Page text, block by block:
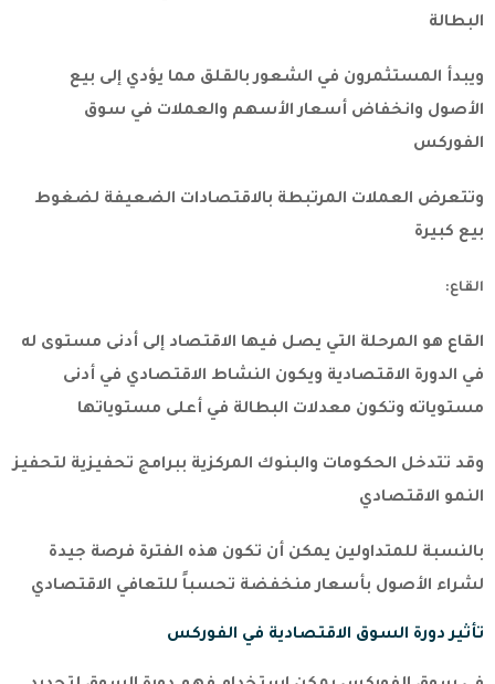
البطالة
ويبدأ المستثمرون في الشعور بالقلق مما يؤدي إلى بيع
الأصول وانخفاض أسعار الأسهم والعملات في سوق
الفوركس
وتتعرض العملات المرتبطة بالاقتصادات الضعيفة لضغوط
بيع كبيرة
القاع:
القاع هو المرحلة التي يصل فيها الاقتصاد إلى أدنى مستوى له
في الدورة الاقتصادية ويكون النشاط الاقتصادي في أدنى
مستوياته وتكون معدلات البطالة في أعلى مستوياتها
وقد تتدخل الحكومات والبنوك المركزية ببرامج تحفيزية لتحفيز
النمو الاقتصادي
بالنسبة للمتداولين يمكن أن تكون هذه الفترة فرصة جيدة
لشراء الأصول بأسعار منخفضة تحسباً للتعافي الاقتصادي
تأثير دورة السوق الاقتصادية في الفوركس